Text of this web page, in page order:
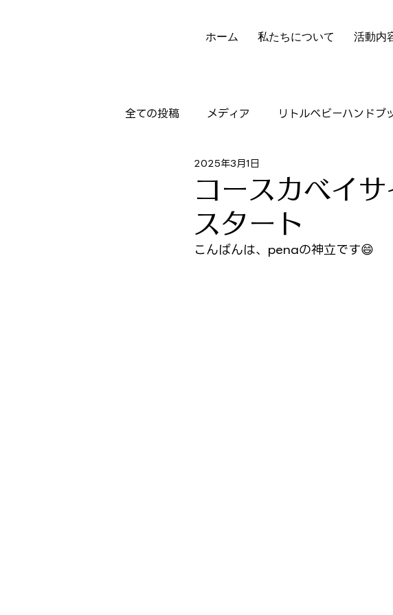
ホーム 私たちについて 活動内
全ての投稿 メディア リトルベビーハンドブ
ニュースレター 実績
コースカベイ
スタート
2025年3月1日
こんばんは、penaの神立です😄